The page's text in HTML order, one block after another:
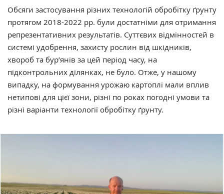
Обсяги застосування різних технологій обробітку ґрунту
протягом 2018-2022 рр. були достатніми для отримання
репрезентативних результатів. Суттєвих відмінностей в
системі удобрення, захисту рослин від шкідників,
хвороб та бур’янів за цей період часу, на
підконтрольних ділянках, не було. Отже, у нашому
випадку, на формування урожаю картоплі мали вплив
нетипові для цієї зони, різні по роках погодні умови та
різні варіанти технології обробітку ґрунту.